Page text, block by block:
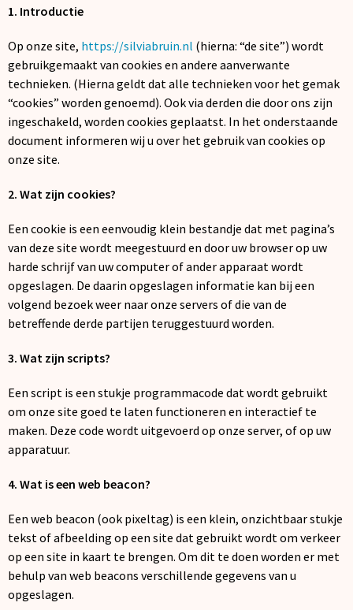
Kantoor en Zakelijk
Kerst
Kinderen, Peuters en Baby's
Paraplu's
Persoonlijke verzorging
Reisbenodigdheden
Schrijfwaren
Sleutelhangers en Lanyards
Snoepgoed
Spellen voor binnen en buiten
Veiligheid, Auto en Fiets
Vrije tijd en Strand
Anti-stress
Caps, Hoeden en Mutsen
1. Introductie
Op onze site, https://silviabruin.nl (hierna: “de site”) wordt
gebruikgemaakt van cookies en andere aanverwante
technieken. (Hierna geldt dat alle technieken voor het gemak
“cookies” worden genoemd). Ook via derden die door ons zijn
ingeschakeld, worden cookies geplaatst. In het onderstaande
document informeren wij u over het gebruik van cookies op
onze site.
2. Wat zijn cookies?
Een cookie is een eenvoudig klein bestandje dat met pagina’s
van deze site wordt meegestuurd en door uw browser op uw
harde schrijf van uw computer of ander apparaat wordt
opgeslagen. De daarin opgeslagen informatie kan bij een
volgend bezoek weer naar onze servers of die van de
betreffende derde partijen teruggestuurd worden.
3. Wat zijn scripts?
Een script is een stukje programmacode dat wordt gebruikt
om onze site goed te laten functioneren en interactief te
maken. Deze code wordt uitgevoerd op onze server, of op uw
apparatuur.
4. Wat is een web beacon?
Een web beacon (ook pixeltag) is een klein, onzichtbaar stukje
tekst of afbeelding op een site dat gebruikt wordt om verkeer
op een site in kaart te brengen. Om dit te doen worden er met
behulp van web beacons verschillende gegevens van u
opgeslagen.